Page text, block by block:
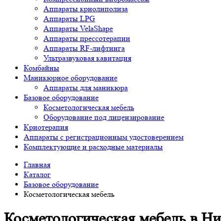
Аппараты криолиполиза
Аппараты LPG
Аппараты VelaShape
Аппараты прессотерапии
Аппараты RF-лифтинга
Ультразвуковая кавитация
Комбайны
Маникюрное оборудование
Аппараты для маникюра
Базовое оборудование
Косметологическая мебель
Оборудование под лицензирование
Криотерапия
Аппараты c регистрационным удостоверением
Комплектующие и расходные материалы
Главная
Каталог
Базовое оборудование
Косметологическая мебель